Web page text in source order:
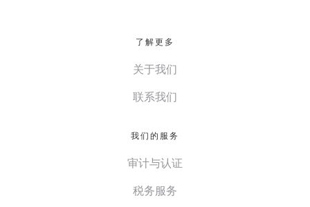
了解更多
关于我们
联系我们
我们的服务
审计与认证
税务服务